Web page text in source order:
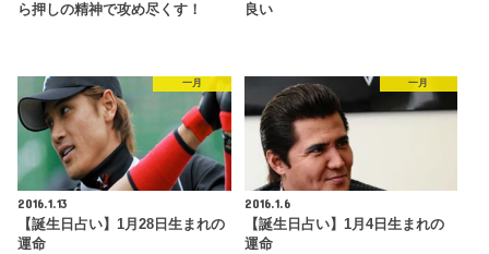
ら押しの精神で攻め尽くす！
良い
一月
2016.1.13
【誕生日占い】1月28日生まれの
運命
一月
2016.1.6
【誕生日占い】1月4日生まれの
運命